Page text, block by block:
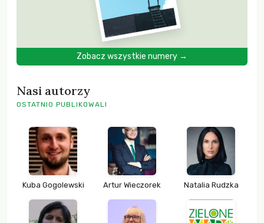
Zobacz wszystkie numery →
Nasi autorzy
OSTATNIO PUBLIKOWALI
Kuba Gogolewski Artur Wieczorek Natalia Rudzka